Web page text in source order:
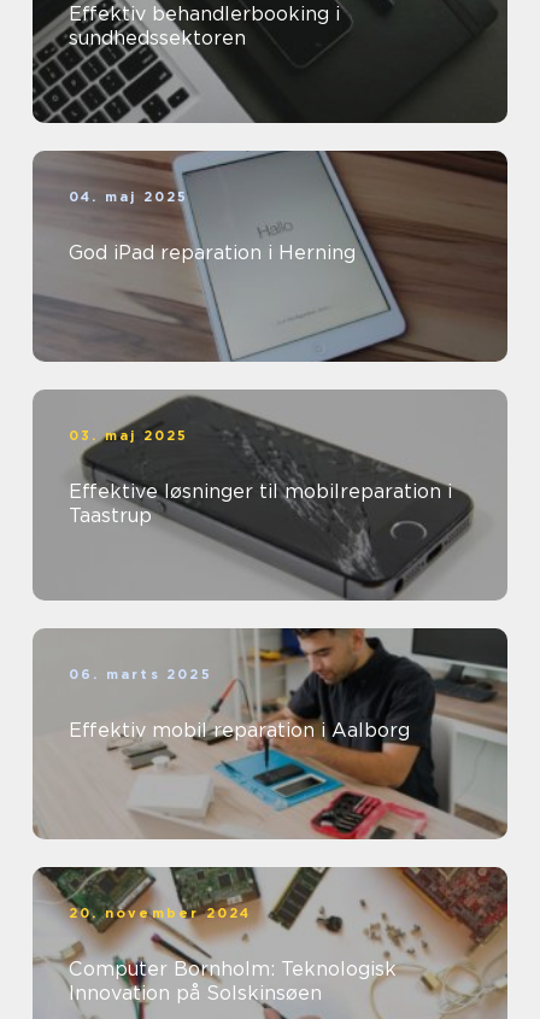
Effektiv behandlerbooking i
sundhedssektoren
04. maj 2025
God iPad reparation i Herning
03. maj 2025
Effektive løsninger til mobilreparation i
Taastrup
06. marts 2025
Effektiv mobil reparation i Aalborg
20. november 2024
Computer Bornholm: Teknologisk
Innovation på Solskinsøen